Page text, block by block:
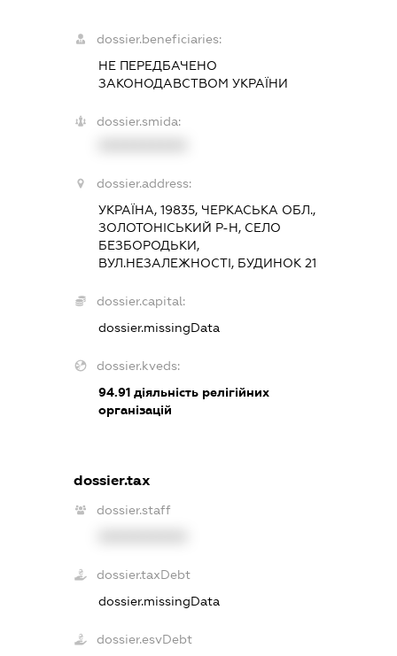
dossier.beneficiaries:
НЕ ПЕРЕДБАЧЕНО
ЗАКОНОДАВСТВОМ УКРАЇНИ
dossier.smida:
dossier.address:
УКРАЇНА, 19835, ЧЕРКАСЬКА ОБЛ.,
ЗОЛОТОНІСЬКИЙ Р-Н, СЕЛО
БЕЗБОРОДЬКИ,
ВУЛ.НЕЗАЛЕЖНОСТІ, БУДИНОК 21
dossier.capital:
dossier.missingData
dossier.kveds:
94.91 діяльність релігійних
організацій
dossier.tax
dossier.staff
dossier.taxDebt
dossier.missingData
dossier.esvDebt